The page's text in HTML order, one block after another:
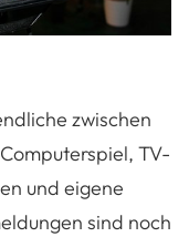
zwischen
TV-
und eigene
sind noch